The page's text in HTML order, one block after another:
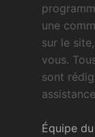
une
sur le
vous.
sont
Équipe